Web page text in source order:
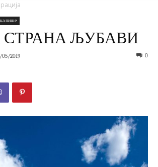
пише
ЉУБАВИ
05/2019 0